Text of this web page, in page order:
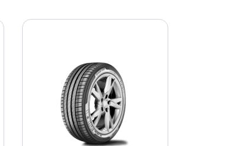
HP4